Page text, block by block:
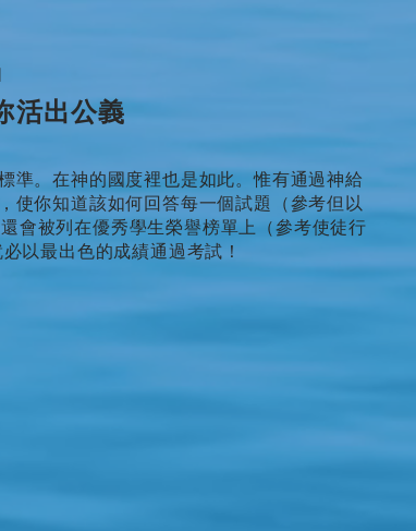
活出公義
準。在神的國度裡也是如此。惟有通過神給
使你知道該如何回答每一個試題（參考但以
會被列在優秀學生榮譽榜單上（參考使徒行
以最出色的成績通過考試！